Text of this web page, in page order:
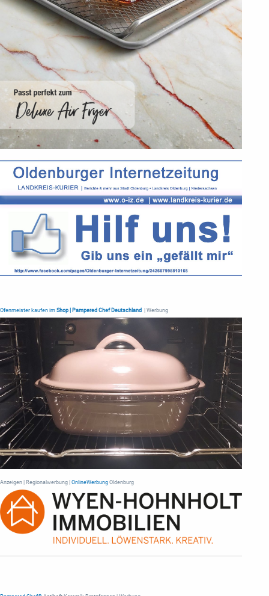
Ofenmeister kaufen im Shop | Pampered Chef Deutschland | Werbung
Anzeigen | Regionalwerbung | OnlineWerbung Oldenburg